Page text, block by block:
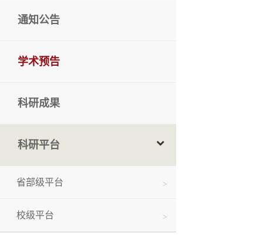
通知公告
学术预告
科研成果
科研平台
省部级平台
校级平台